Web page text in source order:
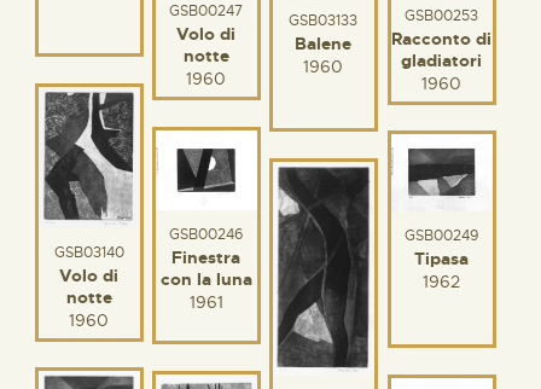
GSB00247
Volo di
notte
1960
GSB00253
Racconto di
gladiatori
1960
GSB03133
Balene
1960
GSB03140
Volo di
notte
1960
GSB00246
Finestra
con la luna
1961
GSB00249
Tipasa
1962